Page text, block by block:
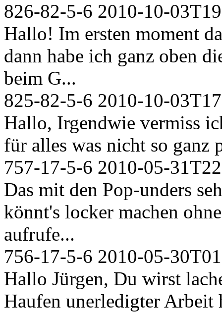
826-82-5-6 2010-10-
Hallo! Im ersten moment
dann habe ich ganz oben
beim G...
825-82-5-6 2010-10-
Hallo, Irgendwie vermiss
für alles was nicht so ganz
757-17-5-6 2010-05-
Das mit den Pop-unders
könnt's locker machen
aufrufe...
756-17-5-6 2010-05-
Hallo Jürgen, Du wirst
Haufen unerledigter Arbeit